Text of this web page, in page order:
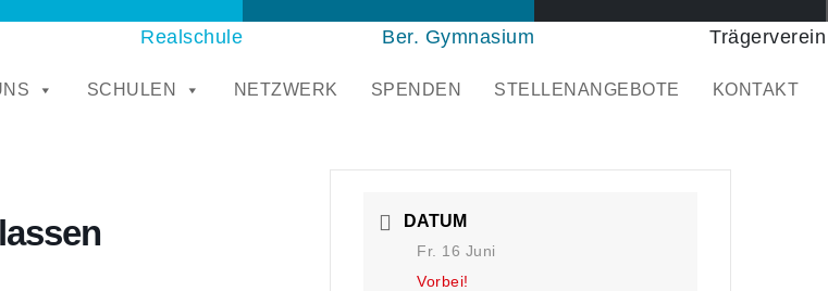
Realschule Ber. Gymnasium Trägerverein
SCHULEN NETZWERK SPENDEN STELLENANGEBOTE KONTAKT
DATUM
Fr. 16 Juni
Vorbei!